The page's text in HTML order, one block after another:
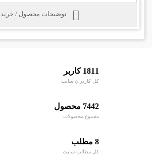
توضیحات محصول / خرید
1811 کاربر
کل کاربران سایت
7442 محصول
مجموع محصولات
8 مطلب
کل مطالب سایت